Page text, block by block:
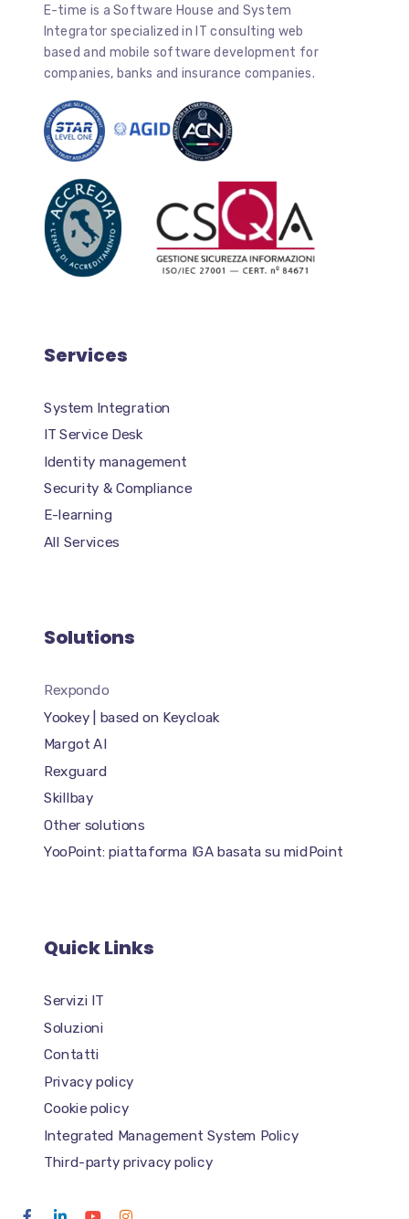
E-time is a Software House and System
Integrator specialized in IT consulting web
based and mobile software development for
companies, banks and insurance companies.
Services
System Integration
IT Service Desk
Identity management
Security & Compliance
E-learning
All Services
Solutions
Rexpondo
Yookey | based on Keycloak
Margot AI
Rexguard
Skillbay
Other solutions
YooPoint: piattaforma IGA basata su midPoint
Quick Links
Servizi IT
Soluzioni
Contatti
Privacy policy
Cookie policy
Integrated Management System Policy
Third-party privacy policy